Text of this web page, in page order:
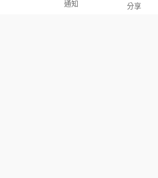
職場透明化運動
通知 分享